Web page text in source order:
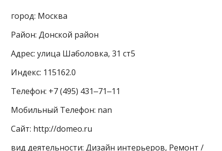
город: Москва
Район: Донской район
Адрес: улица Шаболовка, 31 ст5
Индекс: 115162.0
Телефон: +7 (495) 431‒71‒11
Мобильный Телефон: nan
Сайт: http://domeo.ru
вид деятельности: Дизайн интерьеров, Ремонт /